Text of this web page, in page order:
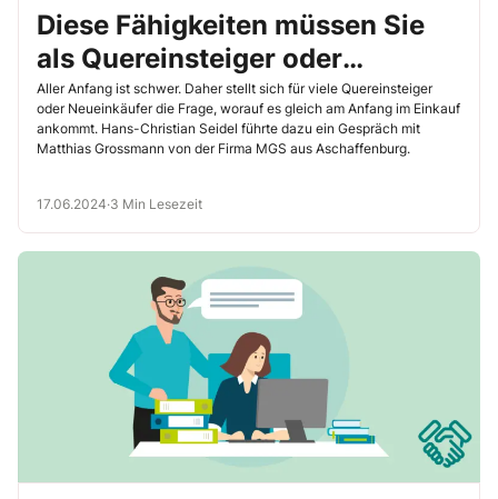
Diese Fähigkeiten müssen Sie
als Quereinsteiger oder
Neueinkäufer im Einkauf schnell
aufbauen
Aller Anfang ist schwer. Daher stellt sich für viele Quereinsteiger
oder Neueinkäufer die Frage, worauf es gleich am Anfang im Einkauf
ankommt. Hans-Christian Seidel führte dazu ein Gespräch mit
Matthias Grossmann von der Firma MGS aus Aschaffenburg.
17.06.2024·3 Min Lesezeit